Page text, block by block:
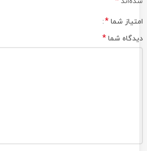
امتیاز شما *
دیدگاه شما *